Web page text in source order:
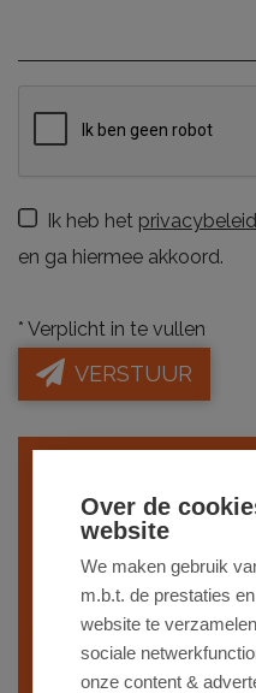
Ik heb het privacybeleid
en ga hiermee akkoord.
* Verplicht in te vullen
VERSTUUR
pand,schrijf je dan
en blijf op de
Over de
website
We maken gebruik
m.b.t. de prestaties
website te
sociale
onze content &